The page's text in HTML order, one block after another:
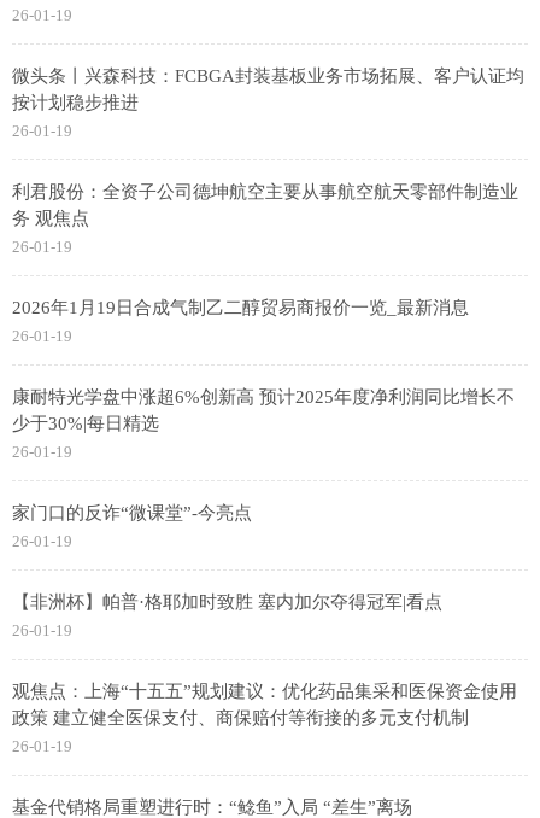
26-01-19
微头条丨兴森科技：FCBGA封装基板业务市场拓展、客户认证均
按计划稳步推进
26-01-19
利君股份：全资子公司德坤航空主要从事航空航天零部件制造业
务 观焦点
26-01-19
2026年1月19日合成气制乙二醇贸易商报价一览_最新消息
26-01-19
康耐特光学盘中涨超6%创新高 预计2025年度净利润同比增长不
少于30%|每日精选
26-01-19
家门口的反诈“微课堂”-今亮点
26-01-19
【非洲杯】帕普·格耶加时致胜 塞内加尔夺得冠军|看点
26-01-19
观焦点：上海“十五五”规划建议：优化药品集采和医保资金使用
政策 建立健全医保支付、商保赔付等衔接的多元支付机制
26-01-19
基金代销格局重塑进行时：“鲶鱼”入局 “差生”离场